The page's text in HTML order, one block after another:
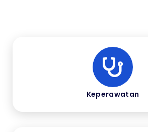
Keperawatan